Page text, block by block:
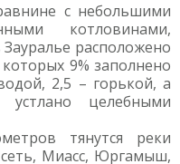
с небольшими
котловинами,
расположено
9% заполнено
2,5 – горькой, а
целебными
тянутся реки
Миасс, Юргамыш,